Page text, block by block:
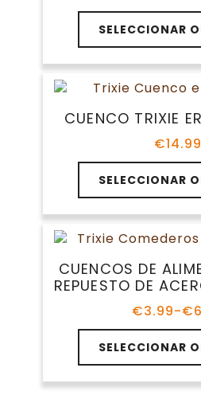
en
página
de
producto
de
SELECCIONAR
Este
producto
tiene
múltiples
variantes.
opciones
pueden
elegir
en
la
página
de
producto
CUENCO TRIXIE
€14.99
SELECCIONAR
Este
producto
tiene
múltiples
variantes.
opciones
se
elegir
la
página
CUENCOS DE
REPUESTO DE
€3.99-€
de
SELECCIONAR
Este
producto
tiene
múltiples